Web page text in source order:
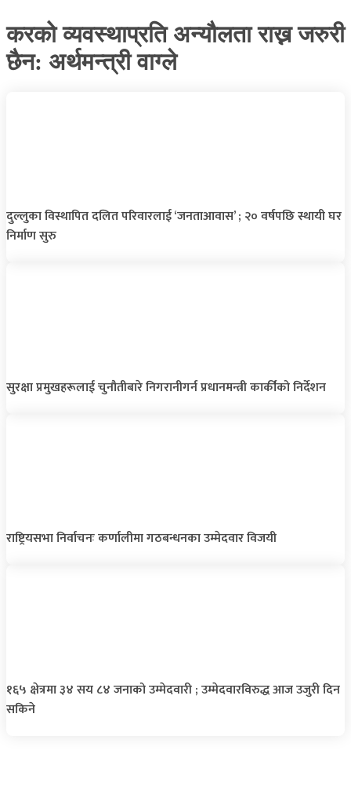
करको व्यवस्थाप्रति अन्यौलता राख्न जरुरी
छैन: अर्थमन्त्री वाग्ले
दुल्लुका विस्थापित दलित परिवारलाई ‘जनताआवास’ ; २० वर्षपछि स्थायी घर
निर्माण सुरु
सुरक्षा प्रमुखहरूलाई चुनौतीबारे निगरानीगर्न प्रधानमन्त्री कार्कीको निर्देशन
राष्ट्रियसभा निर्वाचनः कर्णालीमा गठबन्धनका उम्मेदवार विजयी
१६५ क्षेत्रमा ३४ सय ८४ जनाको उम्मेदवारी ; उम्मेदवारविरुद्ध आज उजुरी दिन
सकिने